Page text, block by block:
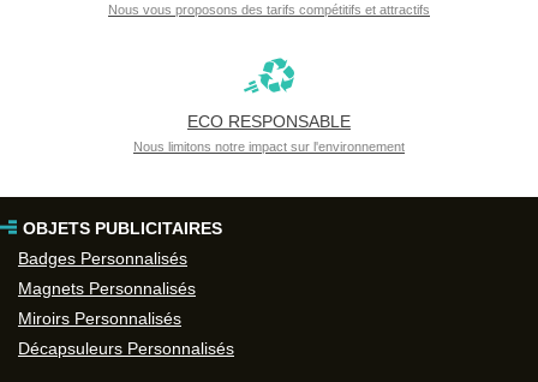
Nous vous proposons des tarifs compétitifs et attractifs
ECO RESPONSABLE
Nous limitons notre impact sur l'environnement
OBJETS PUBLICITAIRES
Badges Personnalisés
Magnets Personnalisés
Miroirs Personnalisés
Décapsuleurs Personnalisés